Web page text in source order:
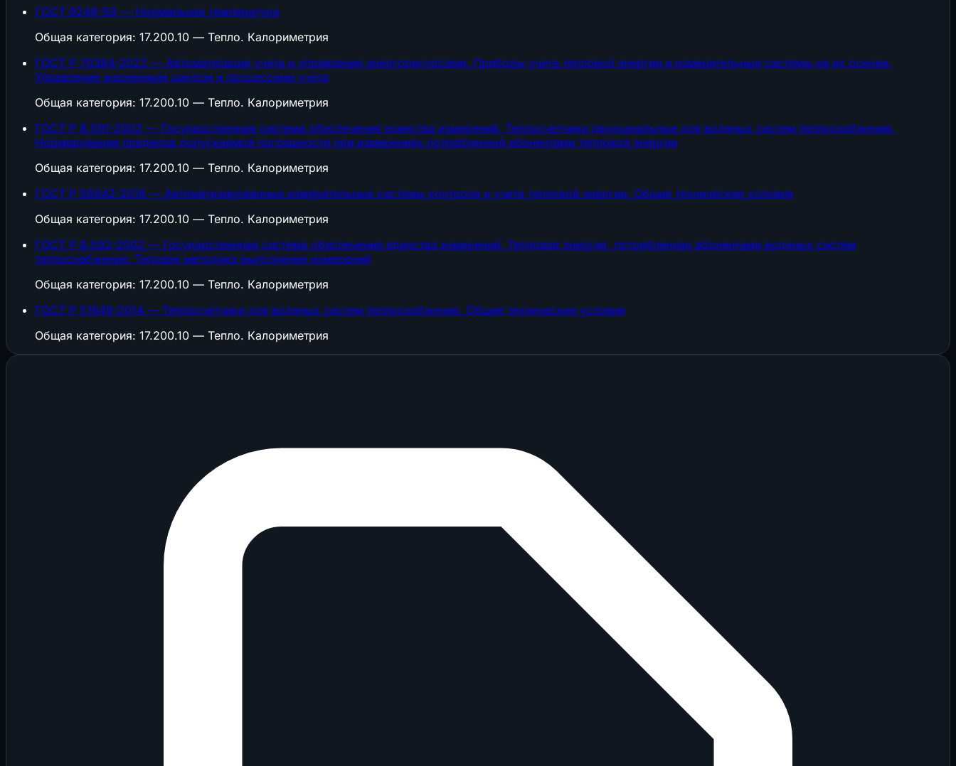
ГОСТ 9249-59 — Нормальная температура
Общая категория: 17.200.10 — Тепло. Калориметрия
ГОСТ Р 70384-2022 — Автоматизация учета и управления энергоресурсами. Приборы учета тепловой энергии и измерительные системы на их основе.
Управление жизненным циклом и процессами учета
Общая категория: 17.200.10 — Тепло. Калориметрия
ГОСТ Р 8.591-2002 — Государственная система обеспечения единства измерений. Теплосчетчики двухканальные для водяных систем теплоснабжения.
Нормирование пределов допускаемой погрешности при измерениях потребленной абонентами тепловой энергии
Общая категория: 17.200.10 — Тепло. Калориметрия
ГОСТ Р 56942-2016 — Автоматизированные измерительные системы контроля и учета тепловой энергии. Общие технические условия
Общая категория: 17.200.10 — Тепло. Калориметрия
ГОСТ Р 8.592-2002 — Государственная система обеспечения единства измерений. Тепловая энергия, потребленная абонентами водяных систем
теплоснабжения. Типовая методика выполнения измерений
Общая категория: 17.200.10 — Тепло. Калориметрия
ГОСТ Р 51649-2014 — Теплосчетчики для водяных систем теплоснабжения. Общие технические условия
Общая категория: 17.200.10 — Тепло. Калориметрия